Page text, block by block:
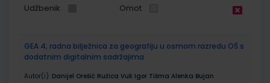
Udžbenik Omot
GEA 4; radna bilježnica za geografiju u osmom razredu OŠ s
dodatnim digitalnim sadržajima
Autor(i): Danijel Orešić Ružica Vuk Igor Tišma Alenka Bujan